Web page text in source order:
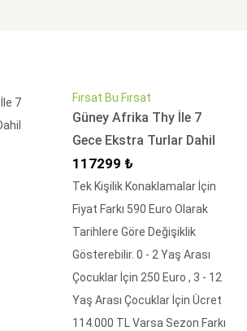
Fırsat Bu Fırsat
Güney Afrika Thy İle 7
Gece Ekstra Turlar Dahil
İndirimli Fiyat
117299 ₺
Tek Kişilik Konaklamalar İçin
Fiyat Farkı 590 Euro Olarak
Tarihlere Göre Değişiklik
Gösterebilir. 0 - 2 Yaş Arası
Çocuklar İçin 250 Euro , 3 - 12
Yaş Arası Çocuklar İçin Ücret
114.000 TL Varsa Sezon Farkı